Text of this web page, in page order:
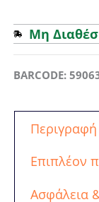
Μη
BARCODE:
Περιγραφή
Επιπλέον
Ασφάλεια